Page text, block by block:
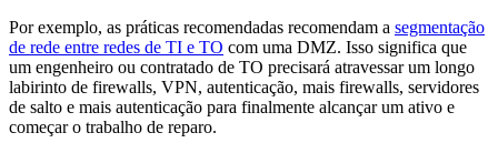
Por exemplo, as práticas recomendadas recomendam a segmentação
de rede entre redes de TI e TO com uma DMZ. Isso significa que
um engenheiro ou contratado de TO precisará atravessar um longo
labirinto de firewalls, VPN, autenticação, mais firewalls, servidores
de salto e mais autenticação para finalmente alcançar um ativo e
começar o trabalho de reparo.